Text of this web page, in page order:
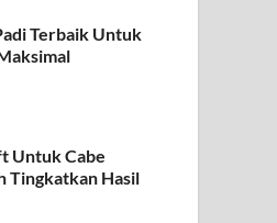
Terbaik Untuk
Untuk Cabe
Tingkatkan Hasil